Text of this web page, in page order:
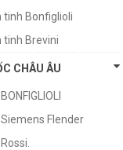
tinh Bonfiglioli
tinh Brevini
CHÂU ÂU
Flender